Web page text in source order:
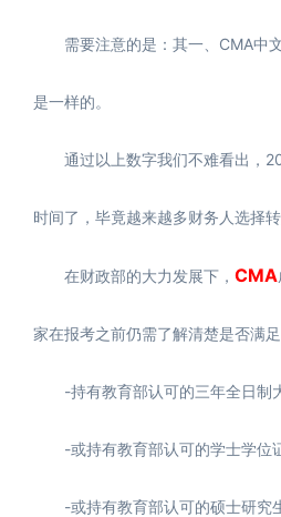
需要注意的是：其一、CMA中文
是一样的。
通过以上数字我们不难看出，
时间了，毕竟越来越多财务人选择
在财政部的大力发展下， CMA
家在报考之前仍需了解清楚是否满
-持有教育部认可的三年全日制
-或持有教育部认可的学士学位
-或持有教育部认可的硕士研究生